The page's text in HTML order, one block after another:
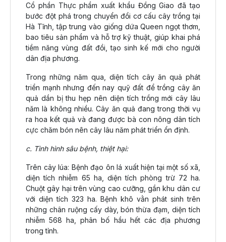
Cổ phần Thực phẩm xuất khẩu Đồng Giao đã tạo
bước đột phá trong chuyển đổi cơ cấu cây trồng tại
Hà Tĩnh, tập trung vào giống dứa Queen ngọt thơm,
bao tiêu sản phẩm và hỗ trợ kỹ thuật, giúp khai phá
tiềm năng vùng đất đồi, tạo sinh kế mới cho người
dân địa phương.
Trong những năm qua, diện tích cây ăn quả phát
triển mạnh nhưng đến nay quỹ đất để trồng cây ăn
quả dần bị thu hẹp nên diện tích trồng mới cây lâu
năm là không nhiều. Cây ăn quả đang trong thời vụ
ra hoa kết quả và đang được bà con nông dân tích
cực chăm bón nên cây lâu năm phát triển ổn định.
c. Tình hình sâu bệnh, thiệt hại:
Trên cây lúa: Bệnh đạo ôn lá xuất hiện tại một số xã,
diện tích nhiễm 65 ha, diện tích phòng trừ 72 ha.
Chuột gây hại trên vùng cao cưỡng, gần khu dân cư
với diện tích 323 ha. Bệnh khô vằn phát sinh trên
những chân ruộng cấy dày, bón thừa đạm, diện tích
nhiễm 568 ha, phân bố hầu hết các địa phương
trong tỉnh.